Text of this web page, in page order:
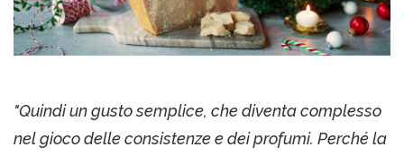
"Quindi un gusto semplice, che diventa complesso
nel gioco delle consistenze e dei profumi. Perché la